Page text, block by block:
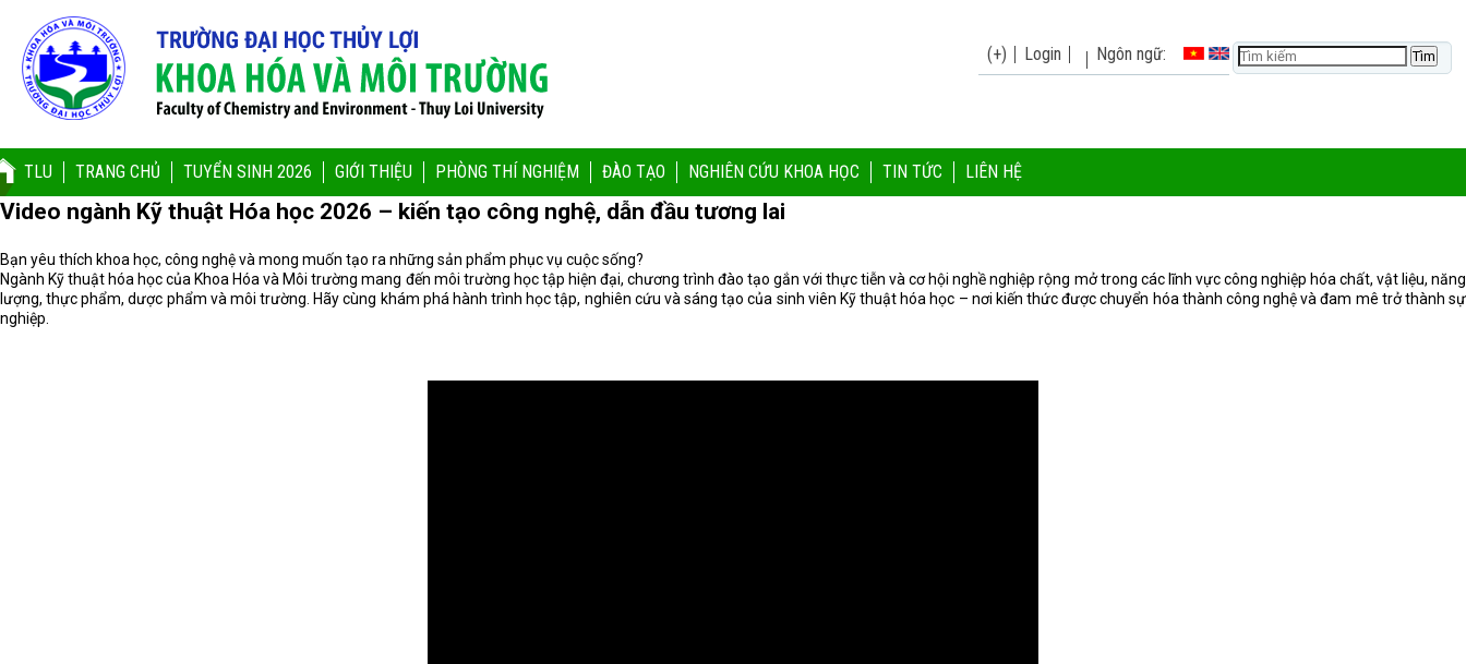
(+) Login Ngôn ngữ:
TLU TRANG CHỦ TUYỂN SINH 2026 GIỚI THIỆU PHÒNG THÍ NGHIỆM ĐÀO TẠO NGHIÊN CỨU KHOA HỌC TIN TỨC LIÊN HỆ
Video ngành Kỹ thuật Hóa học 2026 – kiến tạo công nghệ, dẫn đầu tương lai
Bạn yêu thích khoa học, công nghệ và mong muốn tạo ra những sản phẩm phục vụ cuộc sống?
Ngành Kỹ thuật hóa học của Khoa Hóa và Môi trường mang đến môi trường học tập hiện đại, chương trình đào tạo gắn với thực tiễn và cơ hội nghề nghiệp rộng mở trong các lĩnh vực công nghiệp hóa chất, vật liệu, năng
lượng, thực phẩm, dược phẩm và môi trường. Hãy cùng khám phá hành trình học tập, nghiên cứu và sáng tạo của sinh viên Kỹ thuật hóa học – nơi kiến thức được chuyển hóa thành công nghệ và đam mê trở thành sự
nghiệp.